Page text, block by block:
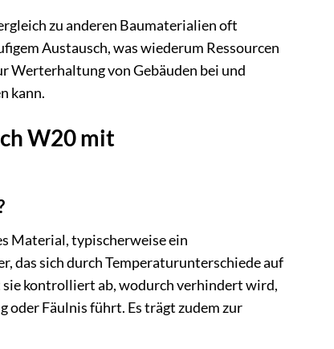
zu anderen Baumaterialien oft
Austausch, was wiederum Ressourcen
Werterhaltung von Gebäuden bei und
kann.
W20 mit
Material, typischerweise ein
das sich durch Temperaturunterschiede auf
sie kontrolliert ab, wodurch verhindert wird,
Fäulnis führt. Es trägt zudem zur